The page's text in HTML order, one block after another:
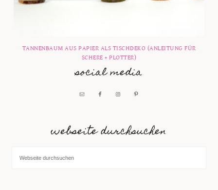
TANNENBAUM AUS PAPIER ALS TISCHDEKO (ANLEITUNG FÜR
SCHERE + PLOTTER)
social media
webseite durchsuchen